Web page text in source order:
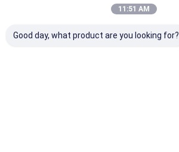
11:51 AM
Good day, what product are you looking for?